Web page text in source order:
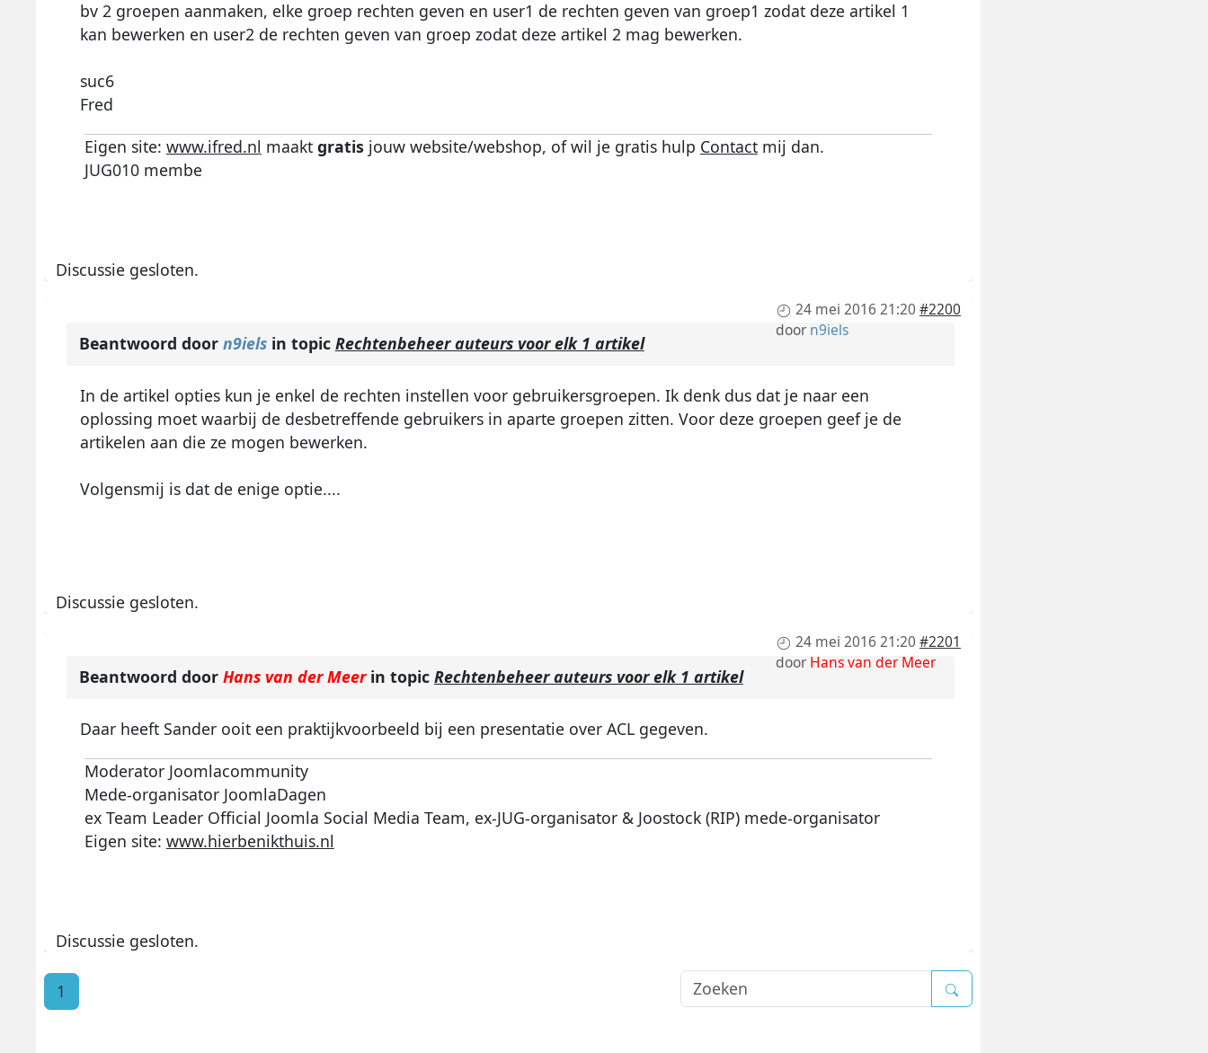
bv 2 groepen aanmaken, elke groep rechten geven en user1 de rechten geven van groep1 zodat deze artikel 1
kan bewerken en user2 de rechten geven van groep zodat deze artikel 2 mag bewerken.
suc6
Fred
Eigen site: www.ifred.nl maakt gratis jouw website/webshop, of wil je gratis hulp Contactmij dan.
JUG010 membe
Discussie gesloten.
24 mei 2016 21:20 #2200
doorn9iels
Beantwoord door n9ielsin topic Rechtenbeheer auteurs voor elk 1 artikel
In de artikel opties kun je enkel de rechten instellen voor gebruikersgroepen. Ik denk dus dat je naar een
oplossing moet waarbij de desbetreffende gebruikers in aparte groepen zitten. Voor deze groepen geef je de
artikelen aan die ze mogen bewerken.
Volgensmij is dat de enige optie....
Discussie gesloten.
24 mei 2016 21:20 #2201
doorHans van der Meer
Beantwoord door Hans van der Meerin topic Rechtenbeheer auteurs voor elk 1 artikel
Daar heeft Sander ooit een praktijkvoorbeeld bij een presentatie over ACL gegeven.
Moderator Joomlacommunity
Mede-organisator JoomlaDagen
ex Team Leader Official Joomla Social Media Team, ex-JUG-organisator & Joostock (RIP) mede-organisator
Eigen site: www.hierbenikthuis.nl
Discussie gesloten.
1